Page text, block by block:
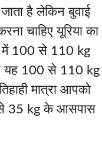
है लेकिन बुवाई
चाहिए यूरिया का
में 100 से 110 kg
यह 100 से 110 kg
मात्रा आपको
से 35 kg के आसपास